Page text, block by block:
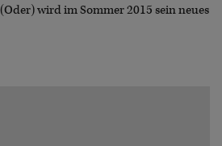
wird im Sommer 2015 sein neues